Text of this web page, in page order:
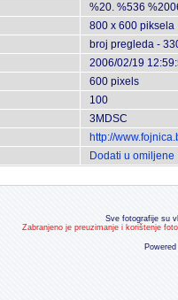
%20. %536
800 x 600 piksela
broj pregleda -
2006/02/19
600 pixels
100
3MDSC
http://
Dodati u omiljene
Sve fotografije su
Zabranjeno je preuzimanje i korištenje